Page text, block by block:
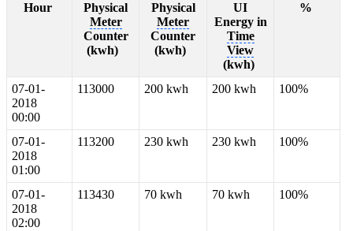
Hour
Physical
Meter
Counter
(kwh)
Physical
Meter
Counter
(kwh)
UI
Energy in
Time
View
(kwh)
%
07-01-
2018
00:00
113000 200 kwh 200 kwh 100%
07-01-
2018
01:00
113200 230 kwh 230 kwh 100%
07-01-
2018
02:00
113430 70 kwh 70 kwh 100%